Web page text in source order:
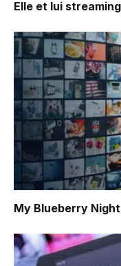
Elle et lui streaming
My Blueberry